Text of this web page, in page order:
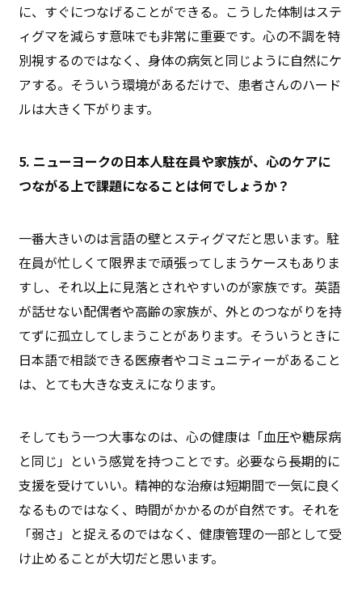
に、すぐにつなげることができる。こうした体制はステ
ィグマを減らす意味でも非常に重要です。心の不調を特
別視するのではなく、身体の病気と同じように自然にケ
アする。そういう環境があるだけで、患者さんのハード
ルは大きく下がります。
5. ニューヨークの日本人駐在員や家族が、心のケアに
つながる上で課題になることは何でしょうか？
一番大きいのは言語の壁とスティグマだと思います。駐
在員が忙しくて限界まで頑張ってしまうケースもありま
すし、それ以上に見落とされやすいのが家族です。英語
が話せない配偶者や高齢の家族が、外とのつながりを持
てずに孤立してしまうことがあります。そういうときに
日本語で相談できる医療者やコミュニティーがあること
は、とても大きな支えになります。
そしてもう一つ大事なのは、心の健康は「血圧や糖尿病
と同じ」という感覚を持つことです。必要なら長期的に
支援を受けていい。精神的な治療は短期間で一気に良く
なるものではなく、時間がかかるのが自然です。それを
「弱さ」と捉えるのではなく、健康管理の一部として受
け止めることが大切だと思います。